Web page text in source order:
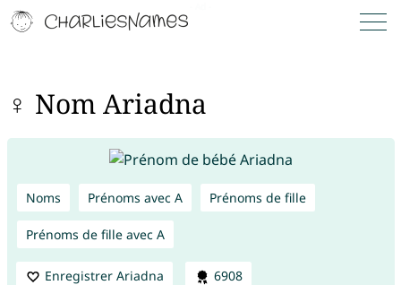
♀ Nom Ariadna
Noms Prénoms avec A Prénoms de fille
Prénoms de fille avec A
Enregistrer Ariadna 6908